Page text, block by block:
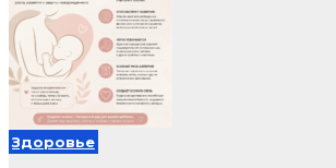
Здоровье